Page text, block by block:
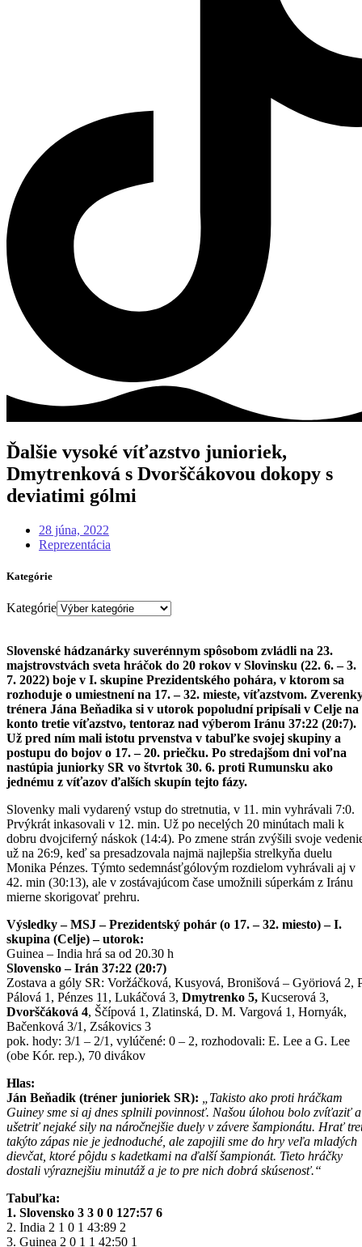
Ďalšie vysoké víťazstvo junioriek,
Dmytrenková s Dvorščákovou dokopy s
deviatimi gólmi
28 júna, 2022
Reprezentácia
Kategórie
Kategórie
Slovenské hádzanárky suverénnym spôsobom zvládli na 23.
majstrovstvách sveta hráčok do 20 rokov v Slovinsku (22. 6. – 3.
7. 2022) boje v I. skupine Prezidentského pohára, v ktorom sa
rozhoduje o umiestnení na 17. – 32. mieste, víťazstvom.
trénera Jána Beňadika si v utorok popoludní pripísali v Celje na
konto tretie víťazstvo, tentoraz nad výberom Iránu 37:22 (20:7).
Už pred ním mali istotu prvenstva v tabuľke svojej skupiny a
postupu do bojov o 17. – 20. priečku. Po stredajšom dni voľna
nastúpia juniorky SR vo štvrtok 30. 6. proti Rumunsku ako
jednému z víťazov ďalších skupín tejto fázy.
Slovenky mali vydarený vstup do stretnutia, v 11. min vyhrávali 7:0.
Prvýkrát inkasovali v 12. min. Už po necelých 20 minútach mali k
dobru dvojciferný náskok (14:4). Po zmene strán zvýšili svoje
už na 26:9, keď sa presadzovala najmä najlepšia strelkyňa duelu
Monika Pénzes. Týmto sedemnásťgólovým rozdielom vyhrávali aj v
42. min (30:13), ale v zostávajúcom čase umožnili súperkám z Iránu
mierne skorigovať prehru.
Výsledky – MSJ – Prezidentský pohár (o 17. – 32. miesto) – I.
skupina (Celje) – utorok:
Guinea – India hrá sa od 20.30 h
Slovensko – Irán 37:22 (20:7)
Zostava a góly SR: Voržáčková, Kusyová, Bronišová – Györiová 2,
Pálová 1, Pénzes 11, Lukáčová 3, Dmytrenko 5, Kucserová 3,
Dvorščáková 4, Ščípová 1, Zlatinská, D. M. Vargová 1, Hornyák,
Bačenková 3/1, Zsákovics 3
pok. hody: 3/1 – 2/1, vylúčené: 0 – 2, rozhodovali: E. Lee a G. Lee
(obe Kór. rep.), 70 divákov
Hlas:
Ján Beňadik (tréner junioriek SR):
„Takisto ako proti hráčkam
Guiney sme si aj dnes splnili povinnosť. Našou úlohou bolo zvíťaziť a
ušetriť nejaké sily na náročnejšie duely v závere šampionátu. Hrať
takýto zápas nie je jednoduché, ale zapojili sme do hry veľa mladých
dievčat, ktoré pôjdu s kadetkami na ďalší šampionát. Tieto hráčky
dostali výraznejšiu minutáž a je to pre nich dobrá skúsenosť.“
Tabuľka:
1. Slovensko 3 3 0 0 127:57 6
2. India 2 1 0 1 43:89 2
3. Guinea 2 0 1 1 42:50 1